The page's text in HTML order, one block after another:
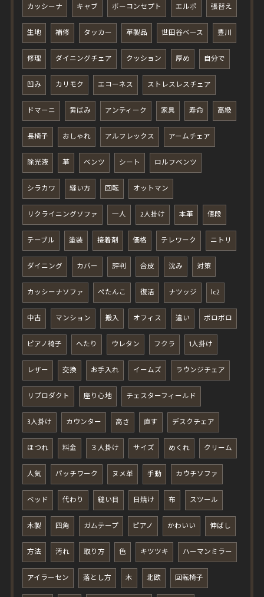
カッシーナ キャブ ボーコンセプト エルポ 張替え
生地 補修 タッカー 革製品 世田谷ベース 豊川
修理 ダイニングチェア クッション 厚め 自分で
凹み カリモク エコーネス ストレスレスチェア
ドマーニ 黄ばみ アンティーク 家具 寿命 高級
長椅子 おしゃれ アルフレックス アームチェア
除光液 革 ベンツ シート ロルフベンツ
シラカワ 縫い方 回転 オットマン
リクライニングソファ 一人 2人掛け 本革 値段
テーブル 塗装 接着剤 価格 テレワーク ニトリ
ダイニング カバー 評判 合皮 沈み 対策
カッシーナソファ ぺたんこ 復活 ナツッジ lc2
中古 マンション 搬入 オフィス 違い ボロボロ
ピアノ椅子 へたり ウレタン フクラ 1人掛け
レザー 交換 お手入れ イームズ ラウンジチェア
リプロダクト 座り心地 チェスターフィールド
3人掛け カウンター 高さ 直す デスクチェア
ほつれ 料金 ３人掛け サイズ めくれ クリーム
人気 パッチワーク ヌメ革 手動 カウチソファ
ベッド 代わり 縫い目 日焼け 布 スツール
木製 四角 ガムテープ ピアノ かわいい 伸ばし
方法 汚れ 取り方 色 キツツキ ハーマンミラー
アイラーセン 落とし方 木 北欧 回転椅子